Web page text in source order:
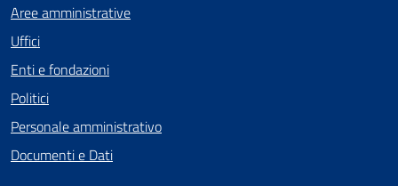
Aree amministrative
Uffici
Enti e fondazioni
Politici
Personale amministrativo
Documenti e Dati